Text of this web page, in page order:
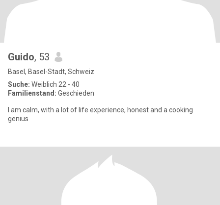
Guido, 53
Basel, Basel-Stadt, Schweiz
Suche: Weiblich 22 - 40
Familienstand: Geschieden
I am calm, with a lot of life experience, honest and a cooking
genius